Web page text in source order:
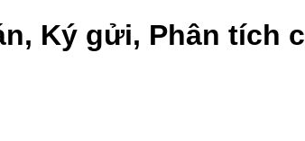
Ký gửi, Phân tích